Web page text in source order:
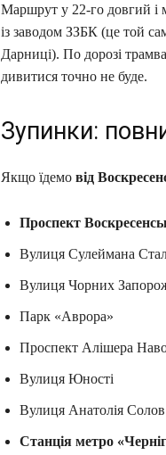
Маршрут у 22-го довгий і
із заводом ЗЗБК (це той
Дарниці). По дорозі
дивитися точно не буде.
Зупинки:
Якщо їдемо від
Проспект
Вулиця Сулеймана
Вулиця Чорних
Парк «Аврора»
Проспект Алішера
Вулиця Юності
Вулиця Анатолія
Станція метро